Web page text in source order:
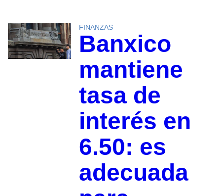
FINANZAS
Banxico
mantiene
tasa de
interés en
6.50: es
adecuada